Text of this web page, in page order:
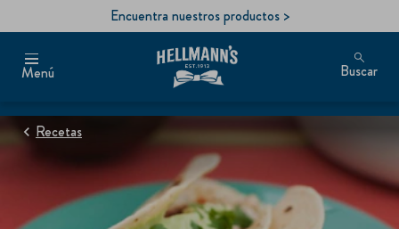
Encuentra nuestros productos >
Menú Buscar
Recetas